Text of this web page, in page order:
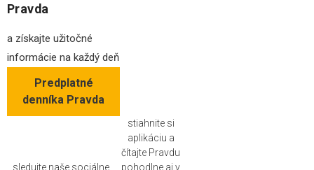
Pravda
a získajte užitočné
informácie na každý deň
Predplatné
denníka Pravda
sledujte naše sociálne
stiahnite si
aplikáciu a
čítajte Pravdu
pohodlne aj v